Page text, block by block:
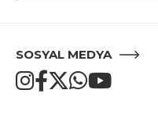
SOSYAL MEDYA